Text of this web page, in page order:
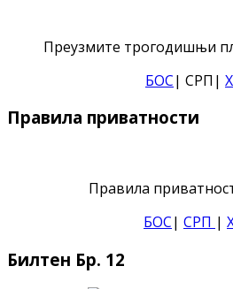
Преузмите трогодишњи
БОС| СРП|
Правила приватности
Правила
БОС| СРП |
Билтен Бр. 12